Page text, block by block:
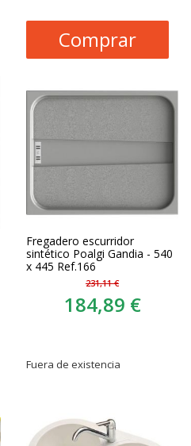
Comprar
Fregadero escurridor
sintético Poalgi Gandia - 540
x 445 Ref.166
231,11 €
184,89 €
Fuera de existencia